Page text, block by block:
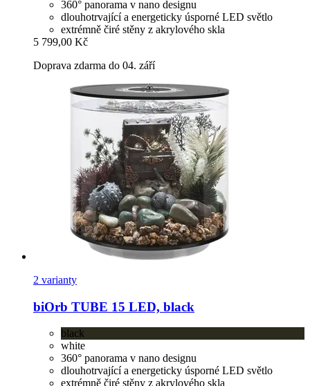
360° panorama v nano designu
dlouhotrvající a energeticky úsporné LED světlo
extrémně čiré stěny z akrylového skla
5 799,00 Kč
Doprava zdarma do 04. září
2 varianty
biOrb TUBE 15 LED, black
black
white
360° panorama v nano designu
dlouhotrvající a energeticky úsporné LED světlo
extrémně čiré stěny z akrylového skla